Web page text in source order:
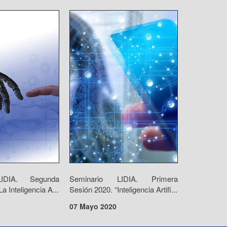
Segunda
Inteligencia A...
Seminario LIDIA. Primera
Sesión 2020. “Inteligencia Artifi...
07 Mayo 2020